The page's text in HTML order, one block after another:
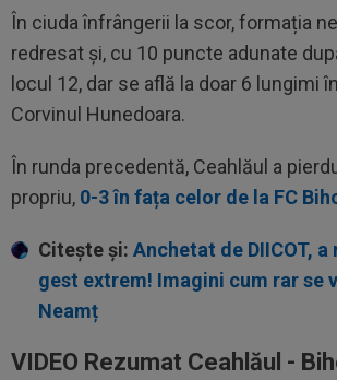
În ciuda înfrângerii la scor, formația
redresat și, cu 10 puncte adunate
locul 12, dar se află la doar 6 lungimi
Corvinul Hunedoara.
În runda precedentă, Ceahlăul a
propriu, 0-3 în fața celor de la FC
Citește și: Anchetat de DIICOT, a
gest extrem! Imagini cum rar se
Neamț
VIDEO Rezumat Ceahlăul -